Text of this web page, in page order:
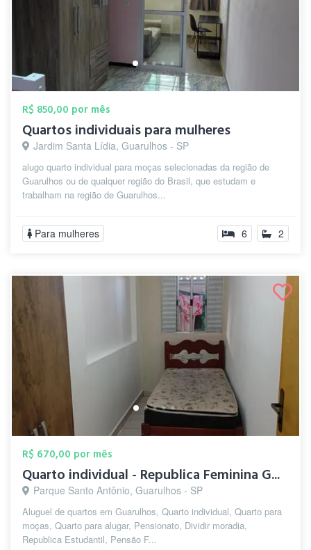
R$ 850,00 por mês
Quartos individuais para mulheres
Jardim Santa Lídia, Guarulhos - SP
alugo quarto individual para moças selecionadas da região de
Guarulhos ou de qualquer região do Brasil, que estudam e
trabalham na região de Guarulhos...
Para mulheres 6 2
R$ 670,00 por mês
Quarto individual - Republica Feminina G...
Parque Santo Antônio, Guarulhos - SP
Aluguel de quartos em Guarulhos, Quarto individual, Quarto para
moças, Quarto para alugar, Pensionato, Dividir moradia,
Republica Estudantil, Pensão F...